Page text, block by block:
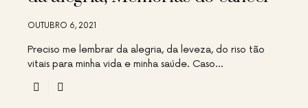
OUTUBRO 6, 2021
Preciso me lembrar da alegria, da leveza, do riso tão
vitais para minha vida e minha saúde. Caso…